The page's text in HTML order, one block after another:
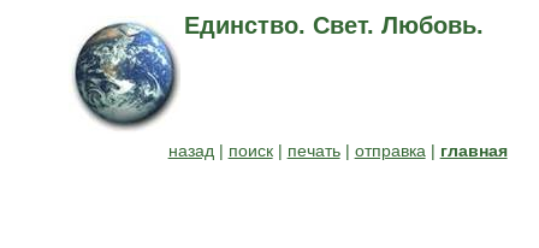
Единство. Свет. Любовь.
назад | поиск| печать| отправка | главная